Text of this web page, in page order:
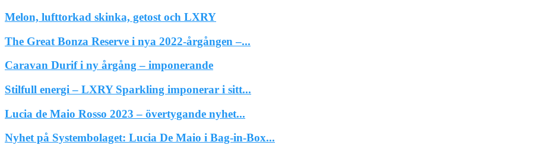
Melon, lufttorkad skinka, getost och LXRY
The Great Bonza Reserve i nya 2022-årgången –...
Caravan Durif i ny årgång – imponerande
Stilfull energi – LXRY Sparkling imponerar i sitt...
Lucia de Maio Rosso 2023 – övertygande nyhet...
Nyhet på Systembolaget: Lucia De Maio i Bag-in-Box...